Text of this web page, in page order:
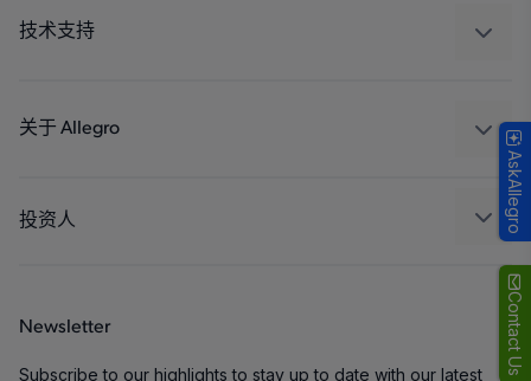
Contact Us
工业
技术支持
封装
关于 Allegro
人才招聘
联系我们
投资人
Newsletter
Subscribe to our highlights to stay up to date with our latest
AskAllegro